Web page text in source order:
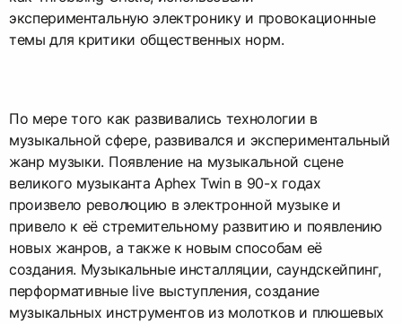
экспериментальную электронику и провокационные
темы для критики общественных норм.
По мере того как развивались технологии в
музыкальной сфере, развивался и экспериментальный
жанр музыки. Появление на музыкальной сцене
великого музыканта Aphex Twin в 90-х годах
произвело революцию в электронной музыке и
привело к её стремительному развитию и появлению
новых жанров, а также к новым способам её
создания. Музыкальные инсталляции, саундскейпинг,
перформативные live выступления, создание
музыкальных инструментов из молотков и плюшевых